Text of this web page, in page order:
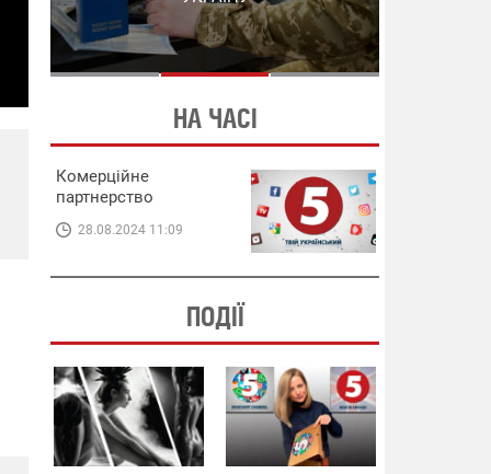
СХЕМИ В ЕНЕРГЕТИЦІ
ЕНЕРГЕТИЦІ
НА ЧАСІ
Комерційне
партнерство
28.08.2024 11:09
ПОДІЇ